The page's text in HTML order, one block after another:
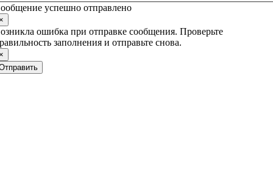
успешно отправлено
ошибка при отправке сообщения. Проверьте
заполнения и отправьте снова.